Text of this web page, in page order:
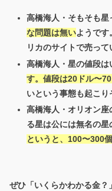
高橋海人・そもそも星
な問題は無いようです
リカのサイトで売って
高橋海人・星の値段は
す。値段は20ドル〜
いという事態も起こり
高橋海人・オリオン座
る星は公には無名の星
というと、100〜300
ぜひ「いくらかわかる金？